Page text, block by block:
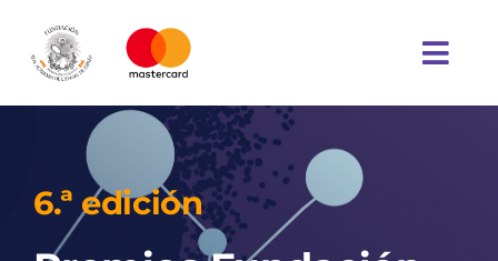
content
Ediciones anteriores
6.ª edición